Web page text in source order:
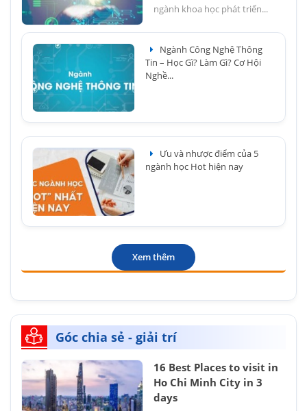
ngành khoa học phát triển...
Ngành Công Nghệ Thông
Tin – Học Gì? Làm Gì? Cơ Hội
Nghề...
Ưu và nhược điểm của 5
ngành học Hot hiện nay
Xem thêm
Góc chia sẻ - giải trí
16 Best Places to visit in
Ho Chi Minh City in 3
days